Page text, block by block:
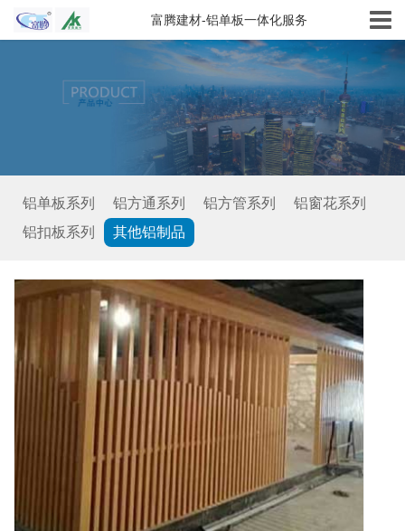
铝单板系列 铝方通系列 铝方管系列
铝窗花系列
铝扣板系列
其他铝制品
富腾建材-铝单板一体化服务